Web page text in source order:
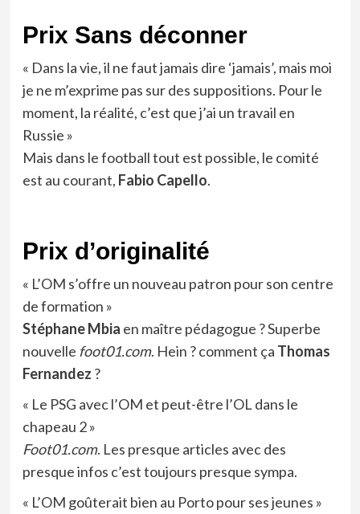
Prix Sans déconner
« Dans la vie, il ne faut jamais dire ‘jamais’, mais moi
je ne m’exprime pas sur des suppositions. Pour le
moment, la réalité, c’est que j’ai un travail en
Russie »
Mais dans le football tout est possible, le comité
est au courant, Fabio Capello.
Prix d’originalité
« L’OM s’offre un nouveau patron pour son centre
de formation »
Stéphane Mbia en maître pédagogue ? Superbe
nouvelle foot01.com. Hein ? comment ça Thomas
Fernandez ?
« Le PSG avec l’OM et peut-être l’OL dans le
chapeau 2 »
Foot01.com. Les presque articles avec des
presque infos c’est toujours presque sympa.
« L’OM goûterait bien au Porto pour ses jeunes »